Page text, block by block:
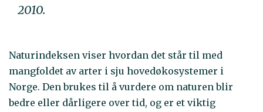
2010.
Naturindeksen viser hvordan det står til med
mangfoldet av arter i sju hovedøkosystemer i
Norge. Den brukes til å vurdere om naturen blir
bedre eller dårligere over tid, og er et viktig